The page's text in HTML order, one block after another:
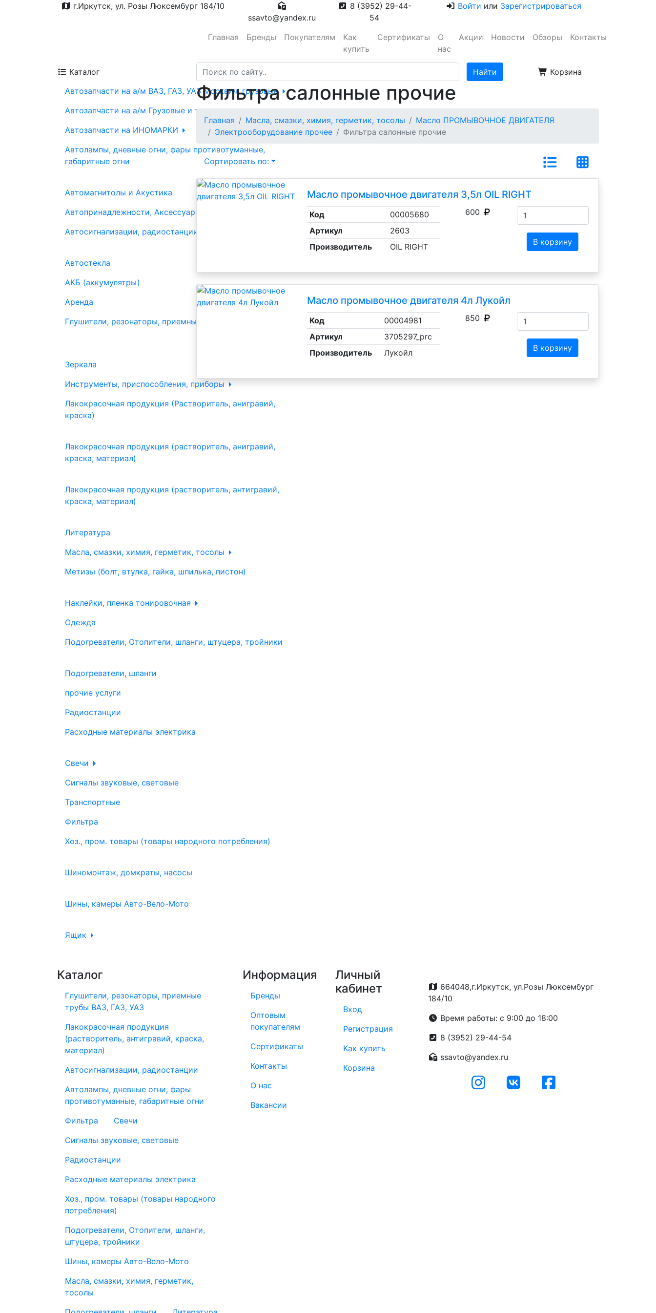
г.Иркутск, ул. Розы Люксембург 184/10
ssavto@yandex.ru
8 (3952) 29-44-
54
Войти или Зарегистрироваться
Главная Бренды Покупателям
Как
купить
Сертификаты
О
нас
Акции Новости Обзоры Контакты
Каталог
Корзина
Автозапчасти на а/м ВАЗ, ГАЗ, УАЗ Москвич, грузовые
Автозапчасти на а/м Грузовые и трактора
Автозапчасти на ИНОМАРКИ
Автолампы, дневные огни, фары противотуманные,
габаритные огни
Автомагнитолы и Акустика
Автопринадлежности, Аксессуары
Автосигнализации, радиостанции
Автостекла
АКБ (аккумулятры)
Аренда
Глушители, резонаторы, приемные трубы ВАЗ, ГАЗ, УАЗ
Зеркала
Инструменты, приспособления, приборы
Лакокрасочная продукция (Растворитель, анигравий,
краска)
Лакокрасочная продукция (растворитель, анигравий,
краска, материал)
Лакокрасочная продукция (растворитель, антигравий,
краска, материал)
Литература
Масла, смазки, химия, герметик, тосолы
Метизы (болт, втулка, гайка, шпилька, пистон)
Наклейки, пленка тонировочная
Одежда
Подогреватели, Отопители, шланги, штуцера, тройники
Подогреватели, шланги
прочие услуги
Радиостанции
Расходные материалы электрика
Свечи
Сигналы звуковые, световые
Транспортные
Фильтра
Хоз., пром. товары (товары народного потребления)
Шиномонтаж, домкраты, насосы
Шины, камеры Авто-Вело-Мото
Ящик
Фильтра салонные прочие
Главная Масла, смазки, химия, герметик, тосолы
Масло ПРОМЫВОЧНОЕ ДВИГАТЕЛЯ
Электрооборудование прочее
Фильтра салонные прочие
Сортировать по:
Масло промывочное двигателя 3,5л OIL RIGHT
Код
00005680
Артикул
2603
Производитель
OIL RIGHT
600
В корзину
Масло промывочное двигателя 4л Лукойл
Код
00004981
Артикул
3705297_prc
Производитель
Лукойл
850
В корзину
Каталог
Глушители, резонаторы, приемные
трубы ВАЗ, ГАЗ, УАЗ
Лакокрасочная продукция
(растворитель, антигравий, краска,
материал)
Автосигнализации, радиостанции
Автолампы, дневные огни, фары
противотуманные, габаритные огни
Фильтра
Свечи
Сигналы звуковые, световые
Радиостанции
Расходные материалы электрика
Хоз., пром. товары (товары народного
потребления)
Подогреватели, Отопители, шланги,
штуцера, тройники
Шины, камеры Авто-Вело-Мото
Масла, смазки, химия, герметик,
тосолы
Информация
Бренды
Оптовым
покупателям
Сертификаты
Контакты
О нас
Вакансии
Личный
кабинет
Вход
Регистрация
Как купить
Корзина
664048,г.Иркутск, ул.Розы Люксембург
184/10
Время работы: с 9:00 до 18:00
8 (3952) 29-44-54
ssavto@yandex.ru